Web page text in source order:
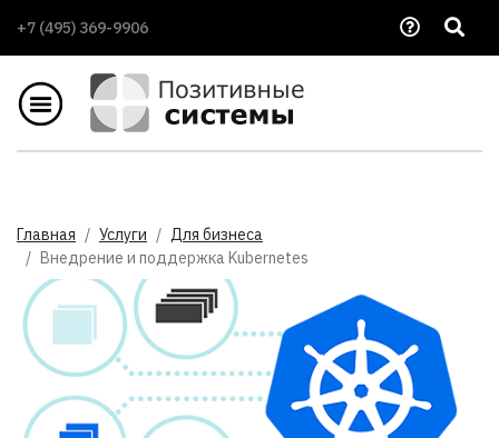
+7 (495) 369-9906
Главная Услуги
Для бизнеса
Внедрение и поддержка Kubernetes